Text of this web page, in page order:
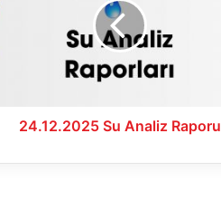
24.12.2025 Su Analiz Raporu